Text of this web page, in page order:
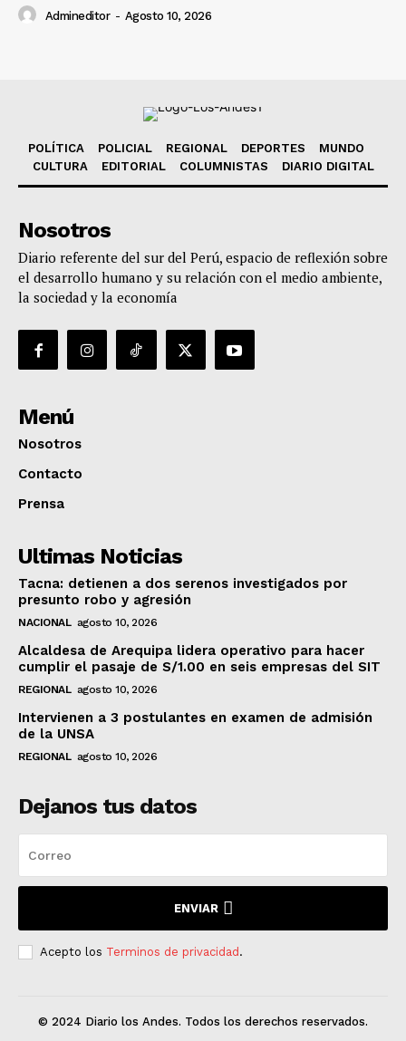
Admineditor - Agosto 10, 2026
POLÍTICA POLICIAL REGIONAL DEPORTES
MUNDO
CULTURA
EDITORIAL COLUMNISTAS DIARIO DIGITAL
Nosotros
Diario referente del sur del Perú, espacio de reflexión sobre
el desarrollo humano y su relación con el medio ambiente,
la sociedad y la economía
Menú
Nosotros
Contacto
Prensa
Ultimas Noticias
Tacna: detienen a dos serenos investigados por
presunto robo y agresión
NACIONAL agosto 10, 2026
Alcaldesa de Arequipa lidera operativo para hacer
cumplir el pasaje de S/1.00 en seis empresas del SIT
REGIONAL agosto 10, 2026
Intervienen a 3 postulantes en examen de admisión
de la UNSA
REGIONAL agosto 10, 2026
Dejanos tus datos
ENVIAR
Acepto los Terminos de privacidad .
© 2024 Diario los Andes. Todos los derechos reservados.